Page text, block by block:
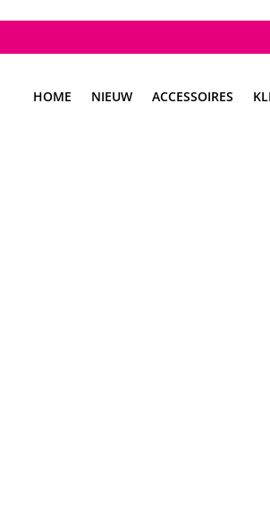
HOME NIEUW ACCESSOIRES